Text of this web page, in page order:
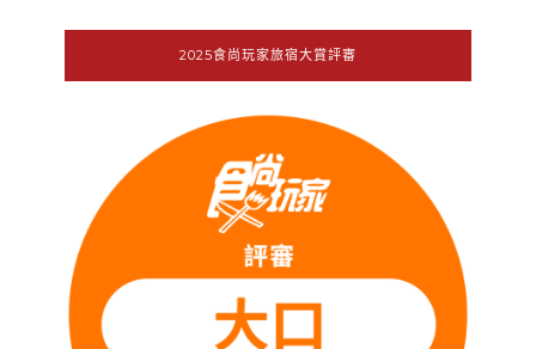
2025食尚玩家旅宿大賞評審